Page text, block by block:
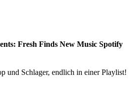
Fresh Finds New Music Spotify
und Schlager, endlich in einer Playlist!